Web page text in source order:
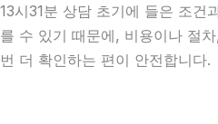
13시31분 상담 초기에 들은 조건
를 수 있기 때문에, 비용이나 절
번 더 확인하는 편이 안전합니다.